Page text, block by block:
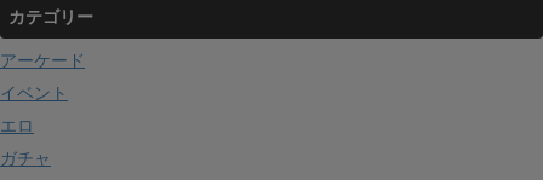
カテゴリー
アーケード
イベント
エロ
ガチャ